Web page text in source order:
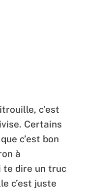
c’est
Certains
c’est bon
à
te dire un truc
c’est juste